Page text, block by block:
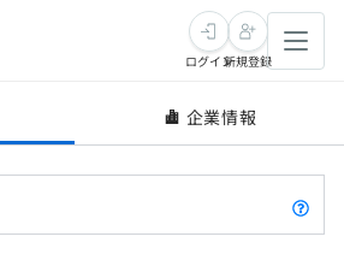
ログイン新規登録
企業情報